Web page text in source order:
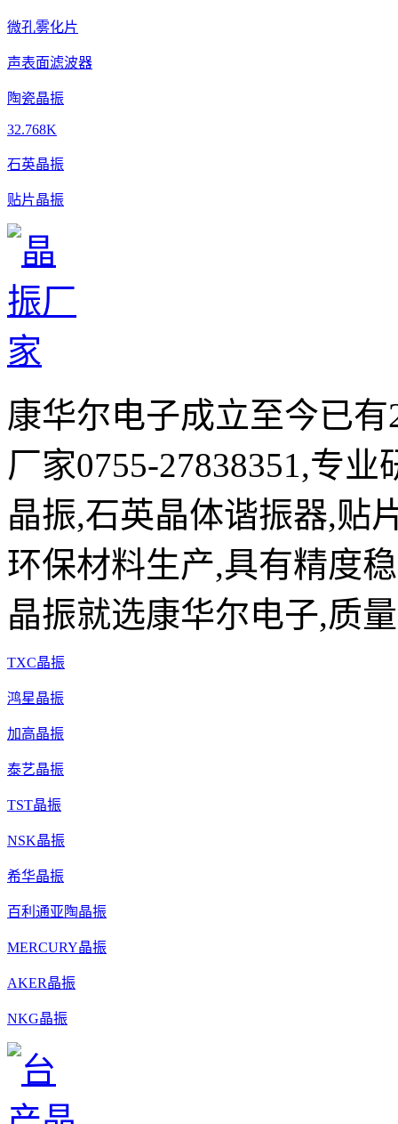
微孔雾化片
声表面滤波器
陶瓷晶振
32.768K
石英晶振
贴片晶振
康华尔电子成立至今已
厂家0755-27838351,专
晶振,石英晶体谐振器,贴
环保材料生产,具有精度
晶振就选康华尔电子,质
TXC晶振
鸿星晶振
加高晶振
泰艺晶振
TST晶振
NSK晶振
希华晶振
百利通亚陶晶振
MERCURY晶振
AKER晶振
NKG晶振